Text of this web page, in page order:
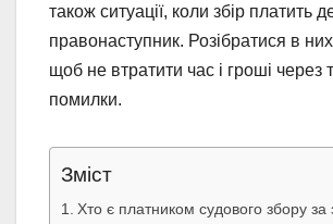
також ситуації, коли збір платить
правонаступник. Розібратися в
щоб не втратити час і гроші через
помилки.
Зміст
Хто є платником судового збору за